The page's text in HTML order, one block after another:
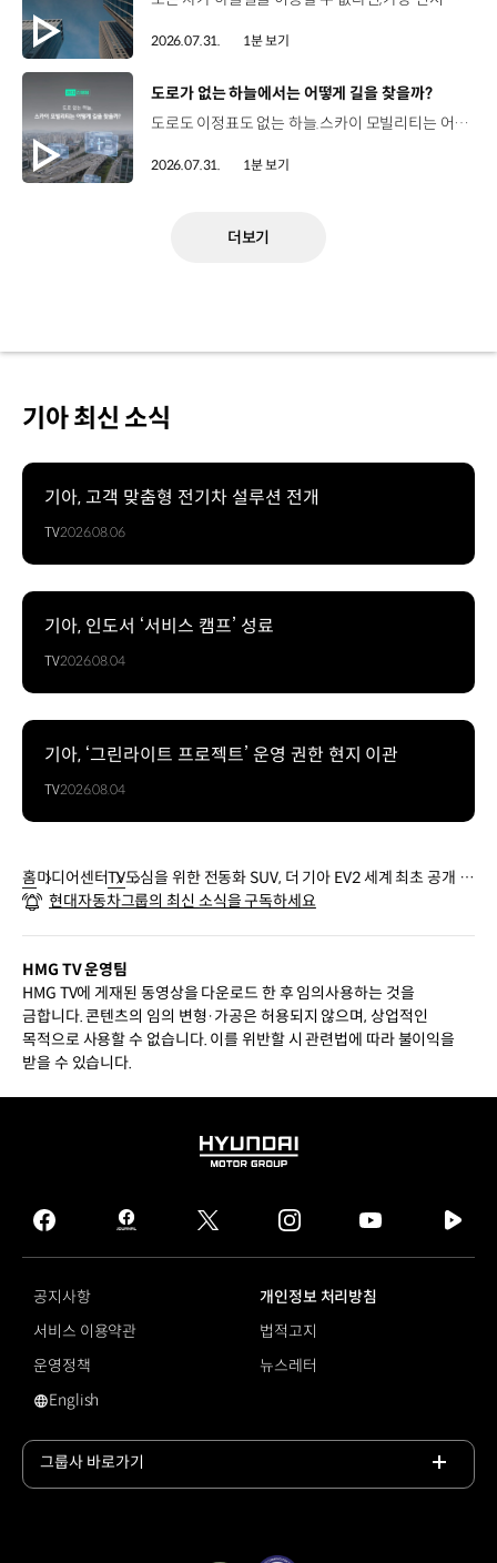
2026.07.31. 1분 보기
[동영상]
도로가 없는 하늘에서는 어떻게 길을 찾을까?
도로도 이정표도 없는 하늘.스카이 모빌리티는 어떻게 목적지까지 이동할 수 있을까요? 현대진행형 팟캐스트 EP.20에서 확인하세요.📻 #현대자동차그룹 #현대진행형 #모빌리티팟캐스트 #하늘길 #스카이모빌리티 #우주 #우주항공 #자율주행 #모빌리티
2026.07.31. 1분 보기
더보기
기아 최신 소식
기아, 고객 맞춤형 전기차 설루션 전개
TV2026.08.06
기아, 인도서 ‘서비스 캠프’ 성료
TV2026.08.04
기아, ‘그린라이트 프로젝트’ 운영 권한 현지 이관
TV2026.08.04
홈미디어센터TV도심을 위한 전동화 SUV, 더 기아 EV2 세계 최초 공개 |
기아
현대자동차그룹의 최신 소식을 구독하세요
HMG TV 운영팀
HMG TV에 게재된 동영상을 다운로드 한 후 임의사용하는 것을
금합니다. 콘텐츠의 임의 변형·가공은 허용되지 않으며, 상업적인
목적으로 사용할 수 없습니다. 이를 위반할 시 관련법에 따라 불이익을
받을 수 있습니다.
HYUNDAI
GROUP
facebook
hmg
journal
twitter instagram
tv
공지사항
개인정보 처리방침
서비스 이용약관
법적고지
운영정책
뉴스레터
영문 사이트로 이동
English
그룹사 바로가기